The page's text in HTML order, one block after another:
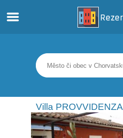
Apartmány
Turistické informace
Villa PROVVIDENZA